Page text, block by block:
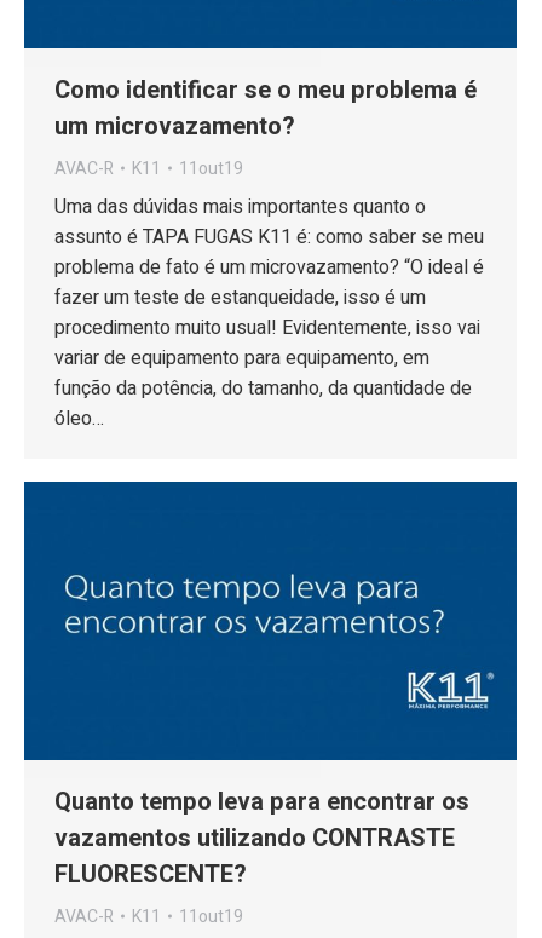
Como identificar se o meu problema é
um microvazamento?
AVAC-R K11 11out19
Uma das dúvidas mais importantes quanto o
assunto é TAPA FUGAS K11 é: como saber se meu
problema de fato é um microvazamento? “O ideal é
fazer um teste de estanqueidade, isso é um
procedimento muito usual! Evidentemente, isso vai
variar de equipamento para equipamento, em
função da potência, do tamanho, da quantidade de
óleo…
Quanto tempo leva para encontrar os
vazamentos utilizando CONTRASTE
FLUORESCENTE?
AVAC-R K11 11out19